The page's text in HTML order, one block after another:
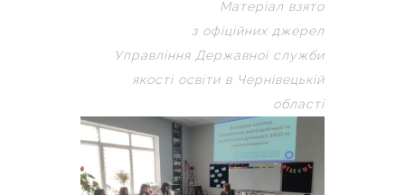
Матеріал взято
з офіційних джерел
Управління Державної служби
якості освіти в Чернівецькій
області